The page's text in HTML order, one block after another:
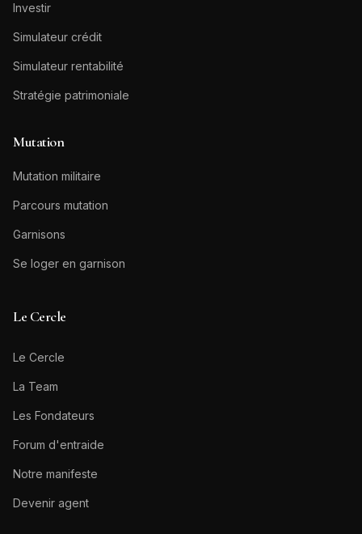
Investir
Simulateur crédit
Simulateur rentabilité
Stratégie patrimoniale
Mutation
Mutation militaire
Parcours mutation
Garnisons
Se loger en garnison
Le Cercle
Le Cercle
La Team
Les Fondateurs
Forum d'entraide
Notre manifeste
Devenir agent